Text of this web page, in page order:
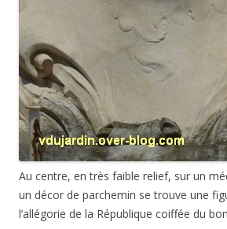
Au centre, en très faible relief, sur un
un décor de parchemin se trouve une
l’allégorie de la République coiffée du